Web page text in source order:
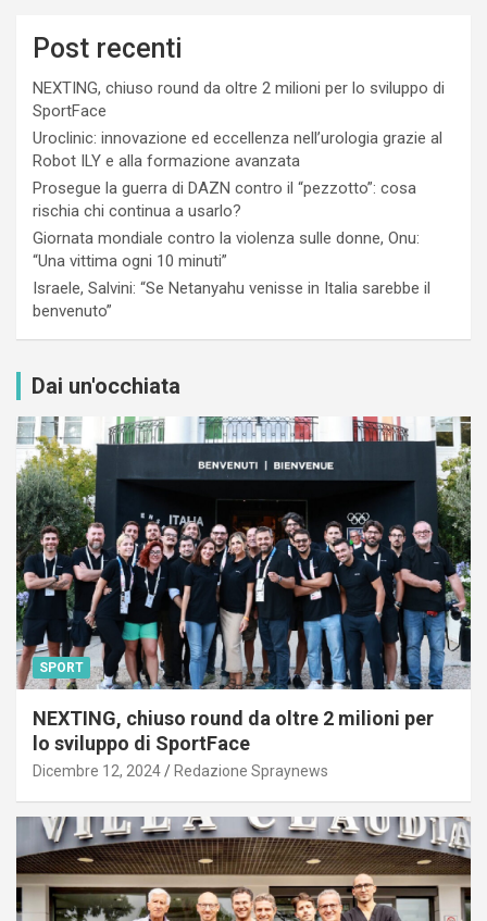
Post recenti
NEXTING, chiuso round da oltre 2 milioni per lo sviluppo di
SportFace
Uroclinic: innovazione ed eccellenza nell’urologia grazie al
Robot ILY e alla formazione avanzata
Prosegue la guerra di DAZN contro il “pezzotto”: cosa
rischia chi continua a usarlo?
Giornata mondiale contro la violenza sulle donne, Onu:
“Una vittima ogni 10 minuti”
Israele, Salvini: “Se Netanyahu venisse in Italia sarebbe il
benvenuto”
Dai un'occhiata
SPORT
NEXTING, chiuso round da oltre 2 milioni per
lo sviluppo di SportFace
Dicembre 12, 2024 Redazione Spraynews